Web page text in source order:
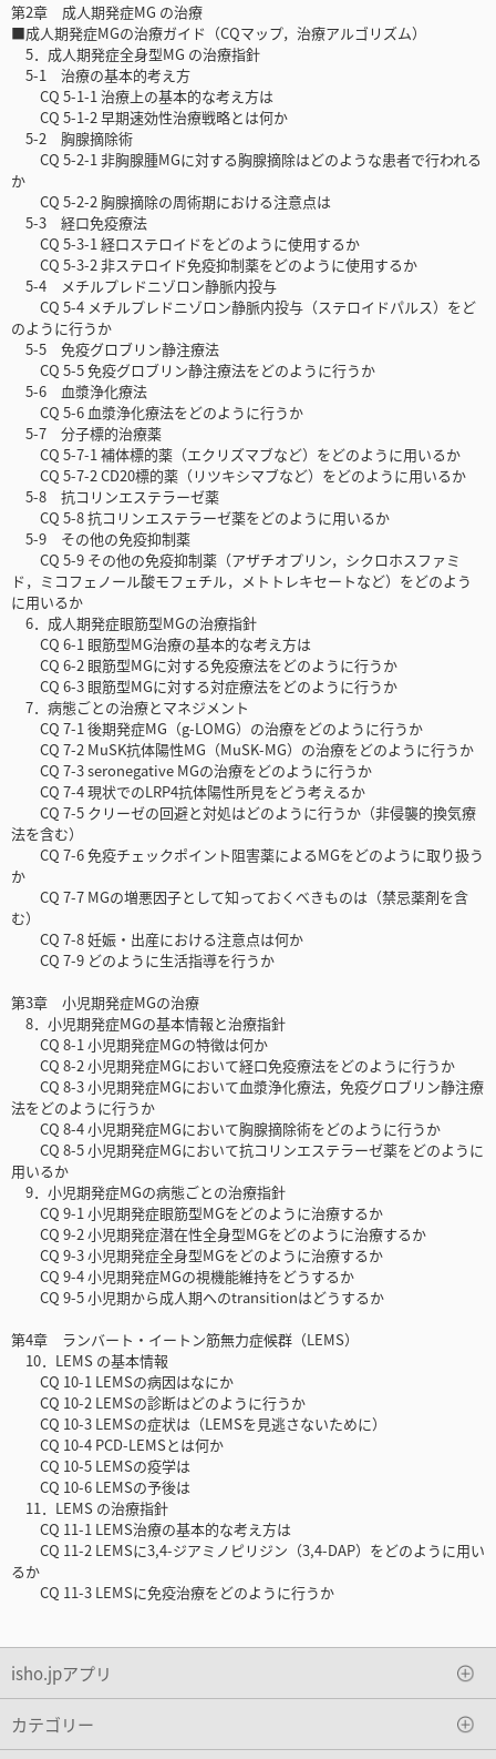
第2章 成人期発症MG の治療
■成人期発症MGの治療ガイド（CQマップ，治療アルゴリズム）
5．成人期発症全身型MG の治療指針
5-1 治療の基本的考え方
CQ 5-1-1 治療上の基本的な考え方は
CQ 5-1-2 早期速効性治療戦略とは何か
5-2 胸腺摘除術
CQ 5-2-1 非胸腺腫MGに対する胸腺摘除はどのような患者で行われる
か
CQ 5-2-2 胸腺摘除の周術期における注意点は
5-3 経口免疫療法
CQ 5-3-1 経口ステロイドをどのように使用するか
CQ 5-3-2 非ステロイド免疫抑制薬をどのように使用するか
5-4 メチルプレドニゾロン静脈内投与
CQ 5-4 メチルプレドニゾロン静脈内投与（ステロイドパルス）をど
のように行うか
5-5 免疫グロブリン静注療法
CQ 5-5 免疫グロブリン静注療法をどのように行うか
5-6 血漿浄化療法
CQ 5-6 血漿浄化療法をどのように行うか
5-7 分子標的治療薬
CQ 5-7-1 補体標的薬（エクリズマブなど）をどのように用いるか
CQ 5-7-2 CD20標的薬（リツキシマブなど）をどのように用いるか
5-8 抗コリンエステラーゼ薬
CQ 5-8 抗コリンエステラーゼ薬をどのように用いるか
5-9 その他の免疫抑制薬
CQ 5-9 その他の免疫抑制薬（アザチオプリン，シクロホスファミ
ド，ミコフェノール酸モフェチル，メトトレキセートなど）をどのよう
に用いるか
6．成人期発症眼筋型MGの治療指針
CQ 6-1 眼筋型MG治療の基本的な考え方は
CQ 6-2 眼筋型MGに対する免疫療法をどのように行うか
CQ 6-3 眼筋型MGに対する対症療法をどのように行うか
7．病態ごとの治療とマネジメント
CQ 7-1 後期発症MG（g-LOMG）の治療をどのように行うか
CQ 7-2 MuSK抗体陽性MG（MuSK-MG）の治療をどのように行うか
CQ 7-3 seronegative MGの治療をどのように行うか
CQ 7-4 現状でのLRP4抗体陽性所見をどう考えるか
CQ 7-5 クリーゼの回避と対処はどのように行うか（非侵襲的換気療
法を含む）
CQ 7-6 免疫チェックポイント阻害薬によるMGをどのように取り扱う
か
CQ 7-7 MGの増悪因子として知っておくべきものは（禁忌薬剤を含
む）
CQ 7-8 妊娠・出産における注意点は何か
CQ 7-9 どのように生活指導を行うか
第3章 小児期発症MGの治療
8．小児期発症MGの基本情報と治療指針
CQ 8-1 小児期発症MGの特徴は何か
CQ 8-2 小児期発症MGにおいて経口免疫療法をどのように行うか
CQ 8-3 小児期発症MGにおいて血漿浄化療法，免疫グロブリン静注療
法をどのように行うか
CQ 8-4 小児期発症MGにおいて胸腺摘除術をどのように行うか
CQ 8-5 小児期発症MGにおいて抗コリンエステラーゼ薬をどのように
用いるか
9．小児期発症MGの病態ごとの治療指針
CQ 9-1 小児期発症眼筋型MGをどのように治療するか
CQ 9-2 小児期発症潜在性全身型MGをどのように治療するか
CQ 9-3 小児期発症全身型MGをどのように治療するか
CQ 9-4 小児期発症MGの視機能維持をどうするか
CQ 9-5 小児期から成人期へのtransitionはどうするか
第4章 ランバート・イートン筋無力症候群（LEMS）
10．LEMS の基本情報
CQ 10-1 LEMSの病因はなにか
CQ 10-2 LEMSの診断はどのように行うか
CQ 10-3 LEMSの症状は（LEMSを見逃さないために）
CQ 10-4 PCD-LEMSとは何か
CQ 10-5 LEMSの疫学は
CQ 10-6 LEMSの予後は
11．LEMS の治療指針
CQ 11-1 LEMS治療の基本的な考え方は
CQ 11-2 LEMSに3,4-ジアミノピリジン（3,4-DAP）をどのように用い
るか
CQ 11-3 LEMSに免疫治療をどのように行うか
isho.jpアプリ
カテゴリー